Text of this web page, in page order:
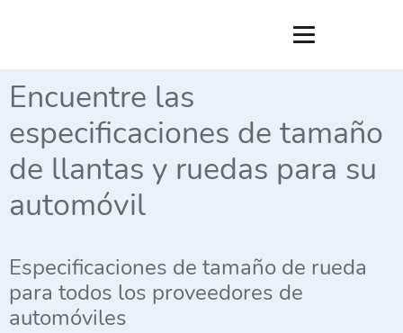
Encuentre las
especificaciones de tamaño
de llantas y ruedas para su
automóvil
Especificaciones de tamaño de rueda
para todos los proveedores de
automóviles